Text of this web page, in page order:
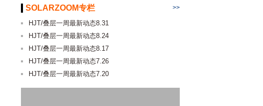
SOLARZOOM专栏 >>
HJT/叠层一周最新动态8.31
HJT/叠层一周最新动态8.24
HJT/叠层一周最新动态8.17
HJT/叠层一周最新动态7.26
HJT/叠层一周最新动态7.20